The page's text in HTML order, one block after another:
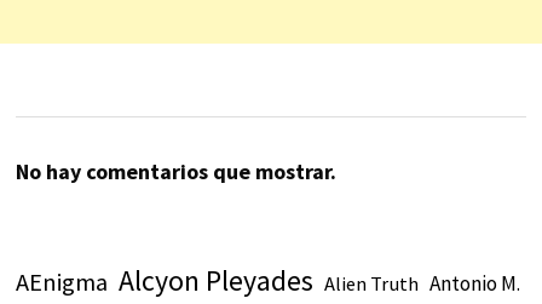
No hay comentarios que mostrar.
AEnigma Alcyon Pleyades Alien Truth Antonio M.